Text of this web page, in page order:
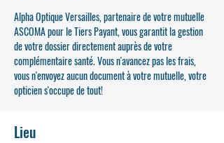
Alpha Optique Versailles, partenaire de votre mutuelle
ASCOMA pour le Tiers Payant, vous garantit la gestion
de votre dossier directement auprès de votre
complémentaire santé. Vous n'avancez pas les frais,
vous n'envoyez aucun document à votre mutuelle, votre
opticien s'occupe de tout!
Lieu